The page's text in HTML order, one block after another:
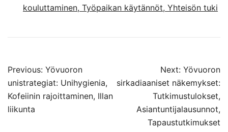
kouluttaminen, Työpaikan käytännöt, Yhteisön tuki
Post
navigation
Previous: Yövuoron
unistrategiat: Unihygienia,
Kofeiinin rajoittaminen, Illan
liikunta
Next: Yövuoron
sirkadiaaniset näkemykset:
Tutkimustulokset,
Asiantuntijalausunnot,
Tapaustutkimukset